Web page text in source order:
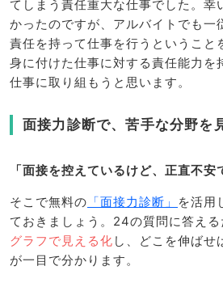
てしまう責任重大な仕事でした。幸
かったのですが、アルバイトでも一
責任を持って仕事を行うということ
身に付けた仕事に対する責任能力を
仕事に取り組もうと思います。
面接力診断で、苦手な分野を
「面接を控えているけど、正直不安
そこで無料の 「面接力診断」
を活用
ておきましょう。24の質問に答える
グラフで見える化 し、どこを伸ばせ
が一目で分かります。